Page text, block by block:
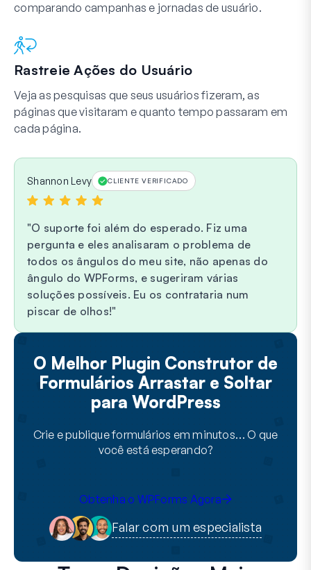
comparando campanhas e jornadas de usuário.
Rastreie Ações do Usuário
Veja as pesquisas que seus usuários fizeram, as
páginas que visitaram e quanto tempo passaram em
cada página.
Shannon Levy CLIENTE VERIFICADO
O suporte foi além do esperado. Fiz uma
pergunta e eles analisaram o problema de
todos os ângulos do meu site, não apenas do
ângulo do WPForms, e sugeriram várias
soluções possíveis. Eu os contrataria num
piscar de olhos!
O Melhor Plugin Construtor de
Formulários Arrastar e Soltar
para WordPress
Crie e publique formulários em minutos… O que
você está esperando?
Obtenha o WPForms Agora
Falar com um especialista